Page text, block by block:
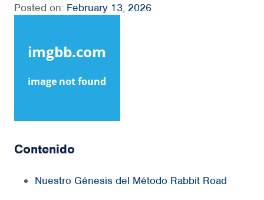
Posted on: February 13, 2026
Contenido
Nuestro Génesis del Método Rabbit Road